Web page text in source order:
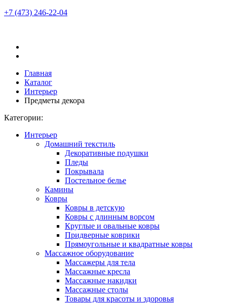
+7 (473) 246-22-04
Главная
Каталог
Интерьер
Предметы декора
Категории:
Интерьер
Домашний текстиль
Декоративные подушки
Пледы
Покрывала
Постельное белье
Камины
Ковры
Ковры в детскую
Ковры с длинным ворсом
Круглые и овальные ковры
Придверные коврики
Прямоугольные и квадратные ковры
Массажное оборудование
Массажеры для тела
Массажные кресла
Массажные накидки
Массажные столы
Товары для красоты и здоровья